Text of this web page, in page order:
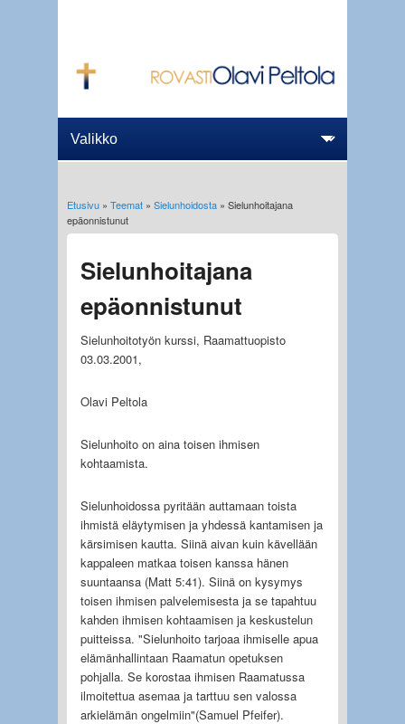
Olet täällä
Etusivu» Teemat» Sielunhoidosta» Sielunhoitajana
epäonnistunut
Sielunhoitajana
epäonnistunut
Sielunhoitotyön kurssi, Raamattuopisto
03.03.2001,
Olavi Peltola
Sielunhoito on aina toisen ihmisen
kohtaamista.
Sielunhoidossa pyritään auttamaan toista
ihmistä eläytymisen ja yhdessä kantamisen ja
kärsimisen kautta. Siinä aivan kuin kävellään
kappaleen matkaa toisen kanssa hänen
suuntaansa (Matt 5:41). Siinä on kysymys
toisen ihmisen palvelemisesta ja se tapahtuu
kahden ihmisen kohtaamisen ja keskustelun
puitteissa. "Sielunhoito tarjoaa ihmiselle apua
elämänhallintaan Raamatun opetuksen
pohjalla. Se korostaa ihmisen Raamatussa
ilmoitettua asemaa ja tarttuu sen valossa
arkielämän ongelmiin"(Samuel Pfeifer).